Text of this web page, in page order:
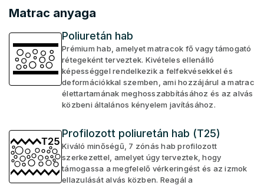
Matrac anyaga
Poliuretán hab
Prémium hab, amelyet matracok fő vagy támogató
rétegeként terveztek. Kivételes ellenálló
képességgel rendelkezik a felfekvésekkel és
deformációkkal szemben, ami hozzájárul a matrac
élettartamának meghosszabbításához és az alvás
közbeni általános kényelem javításához.
Profilozott poliuretán hab (T25)
Kiváló minőségű, 7 zónás hab profilozott
szerkezettel, amelyet úgy terveztek, hogy
támogassa a megfelelő vérkeringést és az izmok
ellazulását alvás közben. Reagál a